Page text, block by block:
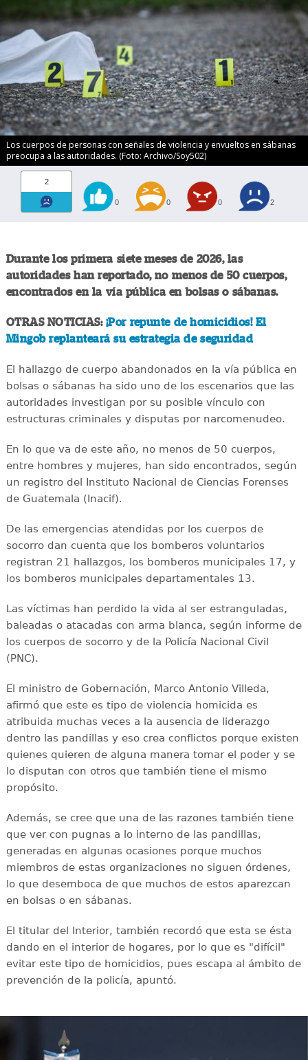
Los cuerpos de personas con señales de violencia y envueltos en sábanas
preocupa a las autoridades. (Foto: Archivo/Soy502)
2
0 0 0 2
Durante los primera siete meses de 2026, las
autoridades han reportado, no menos de 50 cuerpos,
encontrados en la vía pública en bolsas o sábanas.
OTRAS NOTICIAS: ¡Por repunte de homicidios! El
Mingob replanteará su estrategia de seguridad
El hallazgo de cuerpo abandonados en la vía pública en
bolsas o sábanas ha sido uno de los escenarios que las
autoridades investigan por su posible vínculo con
estructuras criminales y disputas por narcomenudeo.
En lo que va de este año, no menos de 50 cuerpos,
entre hombres y mujeres, han sido encontrados, según
un registro del Instituto Nacional de Ciencias Forenses
de Guatemala (Inacif).
De las emergencias atendidas por los cuerpos de
socorro dan cuenta que los bomberos voluntarios
registran 21 hallazgos, los bomberos municipales 17, y
los bomberos municipales departamentales 13.
Las víctimas han perdido la vida al ser estranguladas,
baleadas o atacadas con arma blanca, según informe de
los cuerpos de socorro y de la Policía Nacional Civil
(PNC).
El ministro de Gobernación, Marco Antonio Villeda,
afirmó que este es tipo de violencia homicida es
atribuida muchas veces a la ausencia de liderazgo
dentro las pandillas y eso crea conflictos porque existen
quienes quieren de alguna manera tomar el poder y se
lo disputan con otros que también tiene el mismo
propósito.
Además, se cree que una de las razones también tiene
que ver con pugnas a lo interno de las pandillas,
generadas en algunas ocasiones porque muchos
miembros de estas organizaciones no siguen órdenes,
lo que desemboca de que muchos de estos aparezcan
en bolsas o en sábanas.
El titular del Interior, también recordó que esta se ésta
dando en el interior de hogares, por lo que es "difícil"
evitar este tipo de homicidios, pues escapa al ámbito de
prevención de la policía, apuntó.